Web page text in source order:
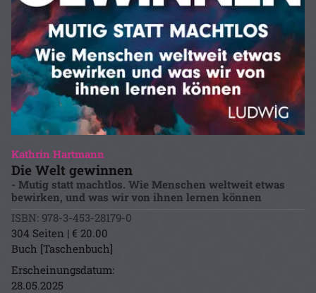
Kathrin Hartmann
Die Welt gewinnen
- Mutig statt machtlos. Wie Menschen weltweit etwas
bewirken, und was wir von ihnen lernen können
ISBN: 978-3-453-28179-0
304 Seiten | € 20.00
Buch [Taschenbuch]
Erscheinungsdatum:
28.05.2025